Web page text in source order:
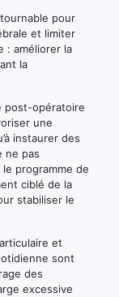
pour
et limiter
: améliorer la
la
post-opératoire
une
instaurer des
ne pas
programme de
ciblé de la
stabiliser le
et
sont
des
excessive